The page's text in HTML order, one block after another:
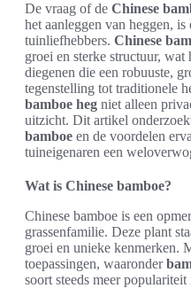
De vraag of de Chinese
het aanleggen van heggen,
tuinliefhebbers. Chinese
groei en sterke structuur,
diegenen die een robuuste,
tegenstelling tot traditionele
bamboe heg niet alleen
uitzicht. Dit artikel
bamboe en de voordelen
tuineigenaren een
Wat is Chinese bamboe?
Chinese bamboe is een
grassenfamilie. Deze plant
groei en unieke kenmerken.
toepassingen, waaronder
soort steeds meer